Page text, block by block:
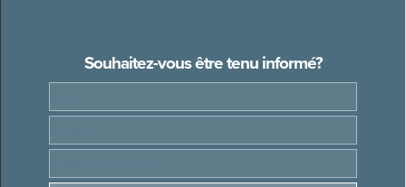
Souhaitez-vous être tenu informé?